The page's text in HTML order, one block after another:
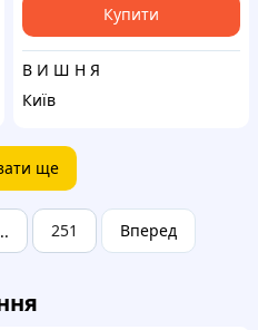
Купити
В И Ш Н Я
Київ
ще
251 Вперед